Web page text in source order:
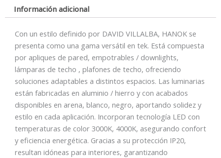
Información adicional
Con un estilo definido por DAVID VILLALBA, HANOK se
presenta como una gama versátil en tek. Está compuesta
por apliques de pared, empotrables / downlights,
lámparas de techo , plafones de techo, ofreciendo
soluciones adaptables a distintos espacios. Las luminarias
están fabricadas en aluminio / hierro y con acabados
disponibles en arena, blanco, negro, aportando solidez y
estilo en cada aplicación. Incorporan tecnología LED con
temperaturas de color 3000K, 4000K, asegurando confort
y eficiencia energética. Gracias a su protección IP20,
resultan idóneas para interiores, garantizando